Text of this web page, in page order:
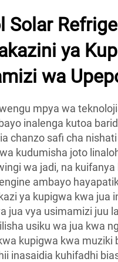
Solar
ya
wa
mpya wa
inalenga kutoa
chanzo safi cha
kudumisha joto
wa jadi, na
ambayo
ya kupigwa kwa jua
jua vya usimamizi juu
usiku wa jua kwa
kupigwa kwa muziki
inasaidia kuhifadhi